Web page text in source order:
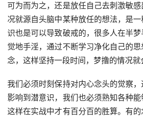
可为而为之，还是放任自己去刺激敏
况就源自头脑中某种放任的想法，是
识也是可以导致破戒的，很多人在半
觉地手淫，通过不断学习净化自己的
念，这样坚持一段时间，梦撸的情况就
我们必须时刻保持对内心念头的觉察
影响到潜意识，我们也必须熟知各种能
这样在实战中才有百分百的胜算。有